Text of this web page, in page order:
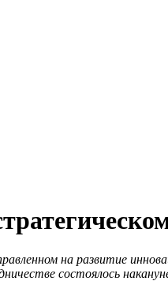
м на развитие
состоялось